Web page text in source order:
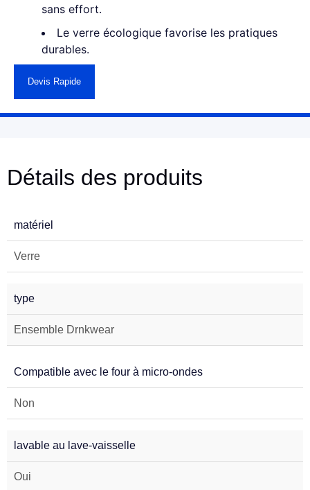
sans effort.
Le verre écologique favorise les pratiques
durables.
Devis Rapide
Détails des produits
matériel
Verre
type
Ensemble Drnkwear
Compatible avec le four à micro-ondes
Non
lavable au lave-vaisselle
Oui